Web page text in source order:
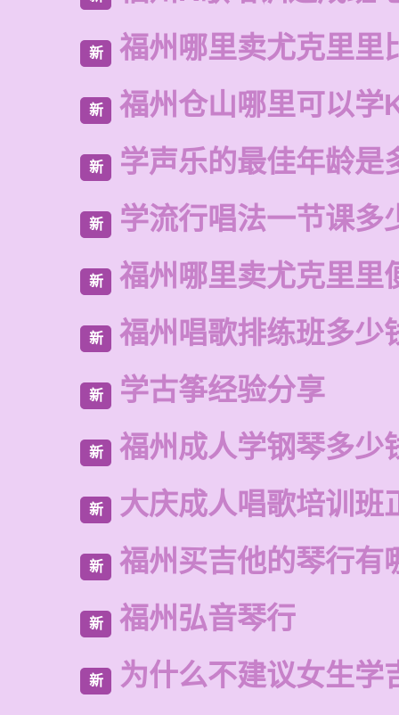
新 福州哪里卖尤克里里
新 福州仓山哪里可以学
新 学声乐的最佳年龄是
新 学流行唱法一节课多
新 福州哪里卖尤克里里
新 福州唱歌排练班多少
新 学古筝经验分享
新 福州成人学钢琴多少
新 大庆成人唱歌培训班
新 福州买吉他的琴行有
新 福州弘音琴行
新 为什么不建议女生学